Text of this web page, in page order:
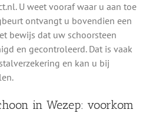
U weet vooraf waar u aan toe
ontvangt u bovendien een
bewijs dat uw schoorsteen
en gecontroleerd. Dat is vaak
en kan u bij
in Wezep: voorkom